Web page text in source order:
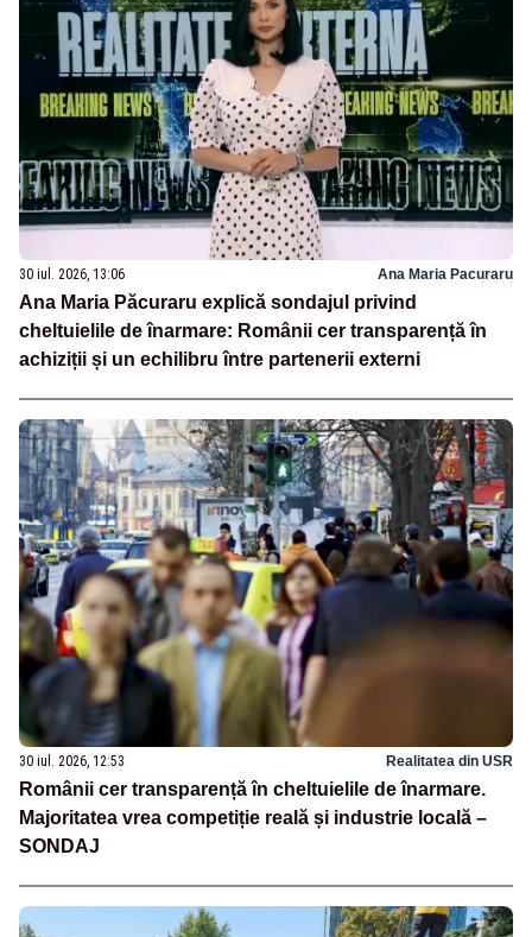
30 iul. 2026, 13:06 Ana Maria Pacuraru
Ana Maria Păcuraru explică sondajul privind
cheltuielile de înarmare: Românii cer transparență în
achiziții și un echilibru între partenerii externi
30 iul. 2026, 12:53 Realitatea din USR
Românii cer transparență în cheltuielile de înarmare.
Majoritatea vrea competiție reală și industrie locală –
SONDAJ